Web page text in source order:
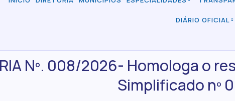
DIÁRIO OFICIAL
Nº. 008/2026- Homologa o
Simplificado nº